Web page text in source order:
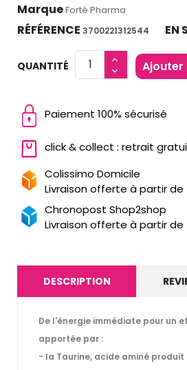
MarqueForté Pharma
RÉFÉRENCE 3700221312544 EN
QUANTITÉ Ajouter
Paiement 100% sécurisé
click & collect : retrait
Colissimo Domicile
Livraison offerte à partir
Chronopost Shop2shop
Livraison offerte à partir
DESCRIPTION
De l'énergie immédiate pour un
apportée par :
- la Taurine, acide aminé